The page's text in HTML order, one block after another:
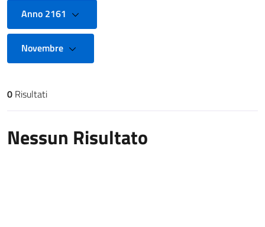
Anno 2161
Novembre
Risultati di ricerca
0 Risultati
Nessun Risultato